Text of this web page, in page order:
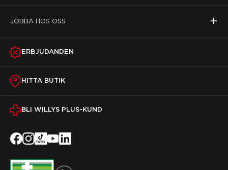
JOBBA HOS OSS +
ERBJUDANDEN
HITTA BUTIK
BLI WILLYS PLUS-KUND